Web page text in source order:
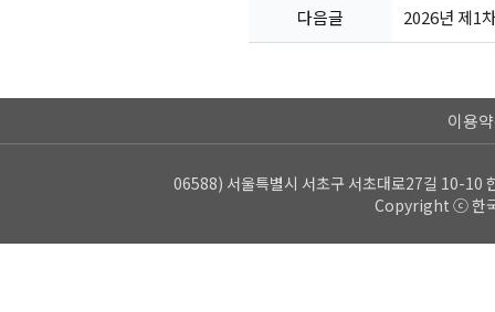
다음글 2026년 제1
이용
06588) 서울특별시 서초구 서초대로27길 10-
Copyright ⓒ 한